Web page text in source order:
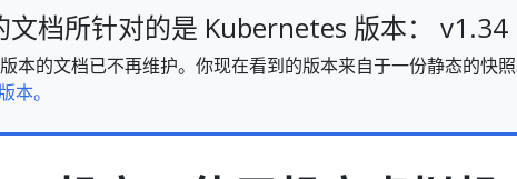
文档所针对的是 Kubernetes 版本： v1.34
本的文档已不再维护。你现在看到的版本来自于一份静态的快
本。